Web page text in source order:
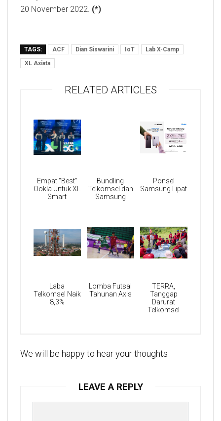
20 November 2022. (*)
TAGS: ACF Dian Siswarini IoT
Lab X-Camp
XL Axiata
RELATED ARTICLES
Empat “Best”
Ookla Untuk XL
Smart
Bundling
Telkomsel dan
Samsung
Ponsel
Samsung Lipat
Laba
Telkomsel Naik
8,3%
Lomba Futsal
Tahunan Axis
TERRA,
Tanggap
Darurat
Telkomsel
We will be happy to hear your thoughts
LEAVE A REPLY